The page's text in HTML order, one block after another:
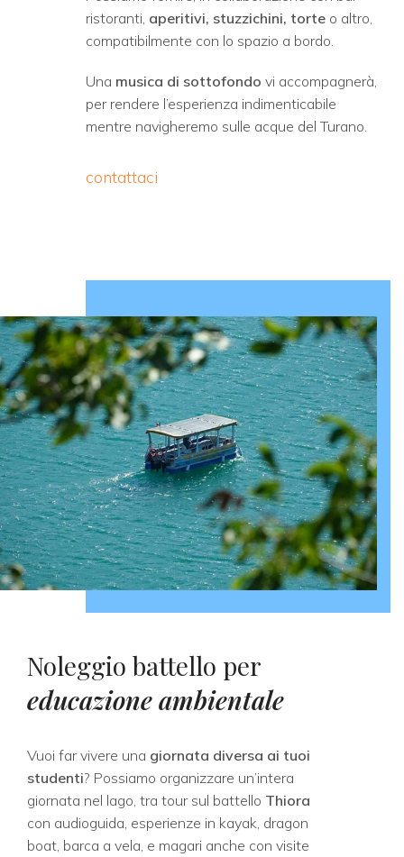
ristoranti, aperitivi, stuzzichini, torte o altro,
compatibilmente con lo spazio a bordo.
Una musica di sottofondo vi accompagnerà,
per rendere l’esperienza indimenticabile
mentre navigheremo sulle acque del Turano.
contattaci
Noleggio battello per
educazione ambientale
Vuoi far vivere una giornata diversa ai tuoi
studenti? Possiamo organizzare un’intera
giornata nel lago, tra tour sul battello Thiora
con audioguida, esperienze in kayak, dragon
boat, barca a vela, e magari anche con visite